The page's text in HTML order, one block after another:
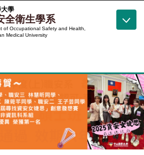
學
全衛生學系
of Occupational Safety and Health,
Medical University